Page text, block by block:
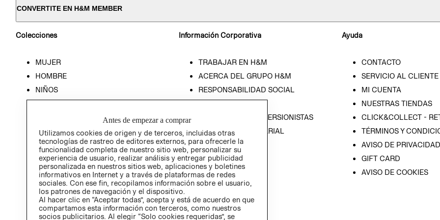
CONVERTITE EN H&M MEMBER
Colecciones
MUJER
HOMBRE
NIÑOS
Información Corporativa
TRABAJAR EN H&M
ACERCA DEL GRUPO H&M
RESPONSABILIDAD SOCIAL
RELACIÓN CON INVERSIONISTAS
POLÍTICA EMPRESARIAL
Ayuda
CONTACTO
SERVICIO AL CLIENTE
MI CUENTA
NUESTRAS TIENDAS
CLICK&COLLECT -
TÉRMINOS Y
AVISO DE PRIVACIDAD
GIFT CARD
AVISO DE COOKIES
Antes de empezar a comprar
Utilizamos cookies de origen y de terceros, incluidas otras
tecnologías de rastreo de editores externos, para ofrecerle la
funcionalidad completa de nuestro sitio web, personalizar su
experiencia de usuario, realizar análisis y entregar publicidad
personalizada en nuestros sitios web, aplicaciones y boletines
informativos en Internet y a través de plataformas de redes
sociales. Con ese fin, recopilamos información sobre el usuario,
los patrones de navegación y el dispositivo.
Al hacer clic en “Aceptar todas”, acepta y está de acuerdo en que
compartamos esta información con terceros, como nuestros
socios publicitarios. Al elegir “Solo cookies requeridas”, se